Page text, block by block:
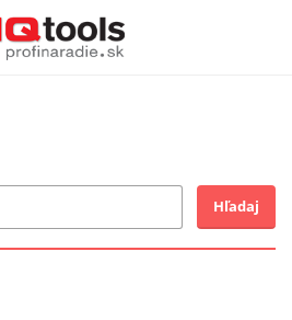
Hľadaj